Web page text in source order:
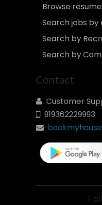
Browse
Search jobs
Search by
Search by
Contact
Customer
919362229993